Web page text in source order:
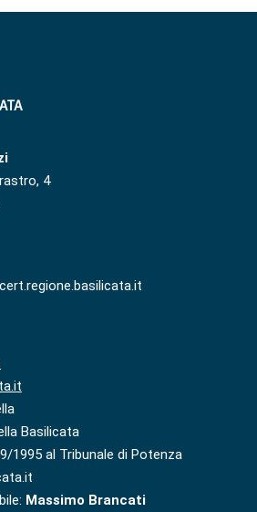
4
Basilicata
1995 al Tribunale di Potenza
Massimo Brancati